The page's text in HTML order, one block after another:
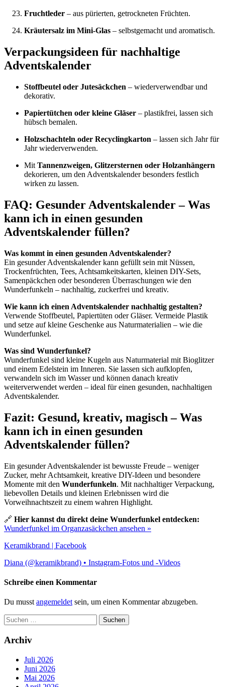
Fruchtleder – aus pürierten, getrockneten Früchten.
Kräutersalz im Mini-Glas – selbstgemacht und aromatisch.
Verpackungsideen für nachhaltige
Adventskalender
Stoffbeutel oder Jutesäckchen – wiederverwendbar und
dekorativ.
Papiertütchen oder kleine Gläser – plastikfrei, lassen sich
hübsch bemalen.
Holzschachteln oder Recyclingkarton – lassen sich Jahr für
Jahr wiederverwenden.
Mit Tannenzweigen, Glitzersternen oder Holzanhängern
dekorieren, um den Adventskalender besonders festlich
wirken zu lassen.
FAQ: Gesunder Adventskalender – Was
kann ich in einen gesunden
Adventskalender füllen?
Was kommt in einen gesunden Adventskalender?
Ein gesunder Adventskalender kann gefüllt sein mit Nüssen,
Trockenfrüchten, Tees, Achtsamkeitskarten, kleinen DIY-Sets,
Samenpäckchen oder besonderen Überraschungen wie den
Wunderfunkeln – nachhaltig, zuckerfrei und kreativ.
Wie kann ich einen Adventskalender nachhaltig gestalten?
Verwende Stoffbeutel, Papiertüten oder Gläser. Vermeide Plastik
und setze auf kleine Geschenke aus Naturmaterialien – wie die
Wunderfunkel.
Was sind Wunderfunkel?
Wunderfunkel sind kleine Kugeln aus Naturmaterial mit Bioglitzer
und einem Edelstein im Inneren. Sie lassen sich aufklopfen,
verwandeln sich im Wasser und können danach kreativ
weiterverwendet werden – ideal für einen gesunden, nachhaltigen
Adventskalender.
Fazit: Gesund, kreativ, magisch – Was
kann ich in einen gesunden
Adventskalender füllen?
Ein gesunder Adventskalender ist bewusste Freude – weniger
Zucker, mehr Achtsamkeit, kreative DIY-Ideen und besondere
Momente mit den Wunderfunkeln. Mit nachhaltiger Verpackung,
liebevollen Details und kleinen Erlebnissen wird die
Vorweihnachtszeit zu einem wahren Highlight.
🔗 Hier kannst du direkt deine Wunderfunkel entdecken:
Wunderfunkel im Organzasäckchen ansehen »
Keramikbrand | Facebook
Diana (@keramikbrand) • Instagram-Fotos und -Videos
Schreibe einen Kommentar
Du musst angemeldet sein, um einen Kommentar abzugeben.
Suchen
nach:
Archiv
Juli 2026
Juni 2026
Mai 2026